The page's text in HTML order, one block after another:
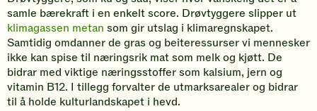
samle bærekraft i en enkelt score. Drøvtyggere slipper ut
klimagassen metan som gir utslag i klimaregnskapet.
Samtidig omdanner de gras og beiteressurser vi mennesker
ikke kan spise til næringsrik mat som melk og kjøtt. De
bidrar med viktige næringsstoffer som kalsium, jern og
vitamin B12. I tillegg forvalter de utmarksarealer og bidrar
til å holde kulturlandskapet i hevd.